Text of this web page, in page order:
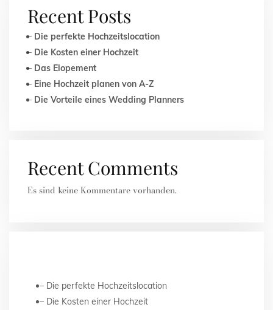
Recent Posts
Die perfekte Hochzeitslocation
Die Kosten einer Hochzeit
Das Elopement
Eine Hochzeit planen von A-Z
Die Vorteile eines Wedding Planners
Recent Comments
Es sind keine Kommentare vorhanden.
Die perfekte Hochzeitslocation
Die Kosten einer Hochzeit